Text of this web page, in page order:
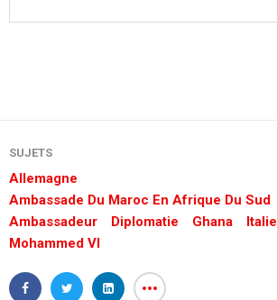
SUJETS
Allemagne
Ambassade Du Maroc En Afrique Du Sud
Ambassadeur
Diplomatie Ghana
Italie
Mohammed VI